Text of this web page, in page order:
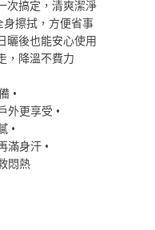
次搞定，清爽潔淨
擦拭，方便省事
曬後也能安心使用
，降溫不費力
•
外更享受 •
•
滿身汗 •
悶熱